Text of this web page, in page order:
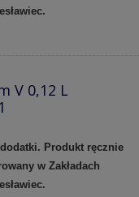
V 0,12 L
dodatki. Produkt ręcznie
w Zakładach